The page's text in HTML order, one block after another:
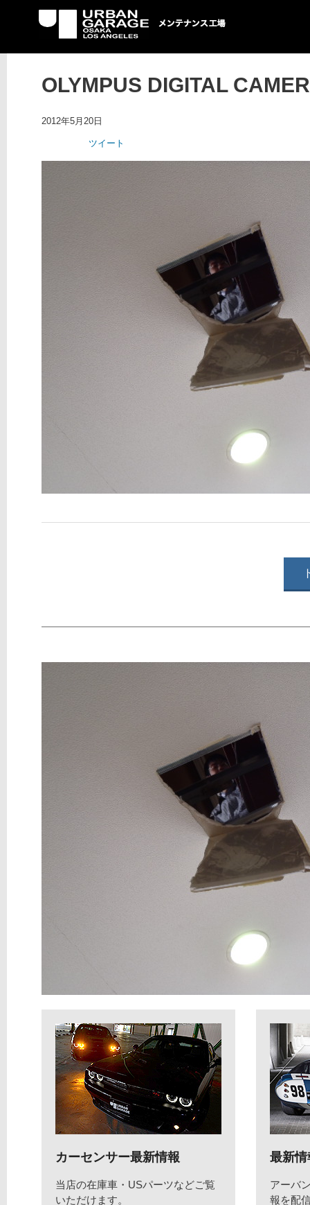
UG メンテナンス工場
OLYMPUS DIGITAL
2012年5月20日
ツイート
カーセンサー最新情報
当店の在庫車・USパーツなどご覧
いただけます。
最新情
アーバ
報を配